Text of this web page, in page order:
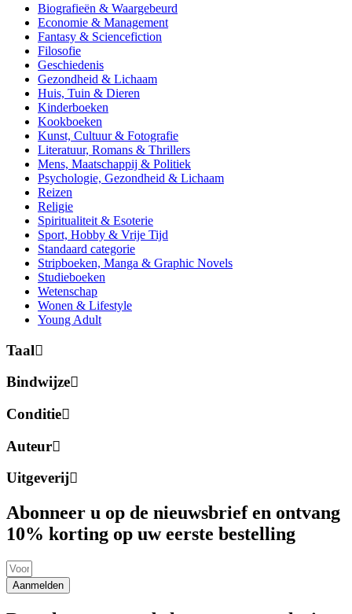
Biografieën & Waargebeurd
Economie & Management
Fantasy & Sciencefiction
Filosofie
Geschiedenis
Gezondheid & Lichaam
Huis, Tuin & Dieren
Kinderboeken
Kookboeken
Kunst, Cultuur & Fotografie
Literatuur, Romans & Thrillers
Mens, Maatschappij & Politiek
Psychologie, Gezondheid & Lichaam
Reizen
Religie
Spiritualiteit & Esoterie
Sport, Hobby & Vrije Tijd
Standaard categorie
Stripboeken, Manga & Graphic Novels
Studieboeken
Wetenschap
Wonen & Lifestyle
Young Adult
Taal
Bindwijze
Conditie
Auteur
Uitgeverij
Abonneer u op de nieuwsbrief en ontvang
10% korting op uw eerste bestelling
Aanmelden